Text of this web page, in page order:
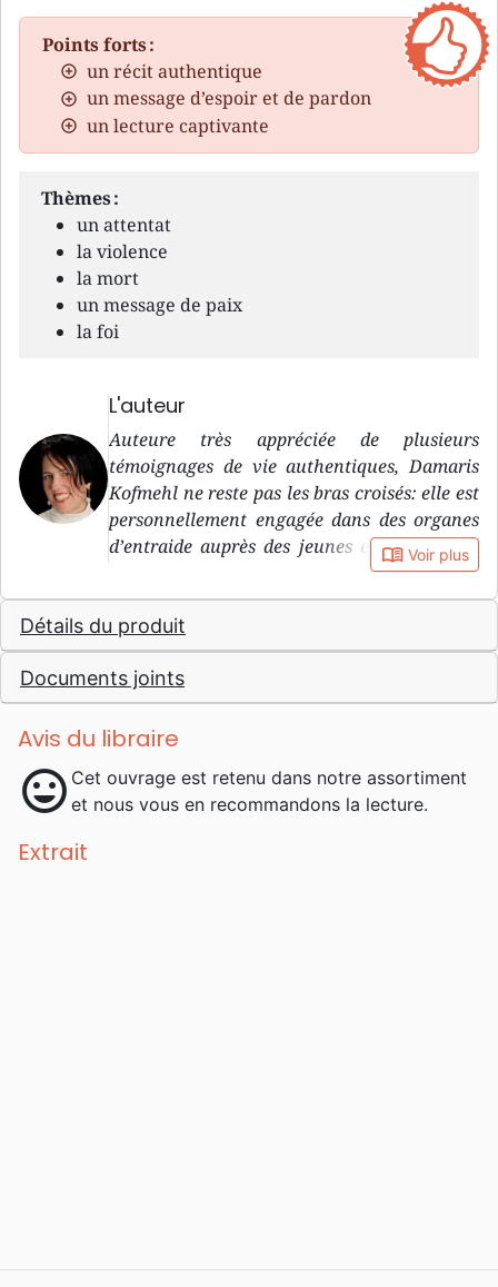
Points forts :
un récit authentique
un message d’espoir et de pardon
un lecture captivante
Thèmes :
un attentat
la violence
la mort
un message de paix
la foi
L'auteur
Auteure très appréciée de plusieurs
témoignages de vie authentiques, Damaris
Kofmehl ne reste pas les bras croisés: elle est
personnellement engagée dans des organes
d’entraide auprès des jeunes et enfants des
book_open Voir plus
Détails du produit
Documents joints
Avis du libraire
mood Cet ouvrage est retenu dans notre assortiment
et nous vous en recommandons la lecture.
Extrait